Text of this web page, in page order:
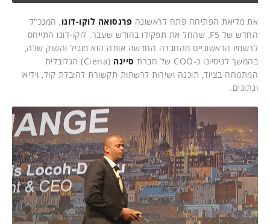
את מליאת הפתיחה פתח לראשונה פרנסואה לוקו-דונו, המנכ"ל
החדש של F5, שהחל את תפקידו בחודש שעבר. לוקו-דונו התייחס
לרשמיו הראשוניים מהחברה החדשה אותה הוא מוביל והשוק שלה,
בהמשך לניסיונו כ-COO של חברת
סיינה
(Ciena) הגלובלית
המתמחה בציוד, תוכנה ושירות לרשתות תקשורת להובלת קול, וידיאו
ונתונים.